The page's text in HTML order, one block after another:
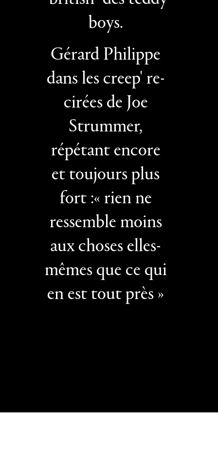
boys.
Gérard Philippe
dans les creep' re-
cirées de Joe
Strummer,
répétant encore
et toujours plus
fort :« rien ne
ressemble moins
aux choses elles-
mêmes que ce qui
en est tout près »